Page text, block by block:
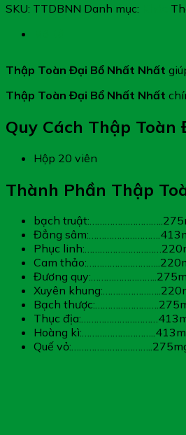
SKU: TTDBNN Danh mục:
Thập Toàn Đại Bổ Nhất Nhất
Thập Toàn Đại Bổ Nhất Nhất
Quy Cách Thập
Hộp 20 viên
Thành Phần Thập
bạch
Đẳng
Phục
Cam
Đương
Xuyên
Bạch
Thục
Hoàng
Quế